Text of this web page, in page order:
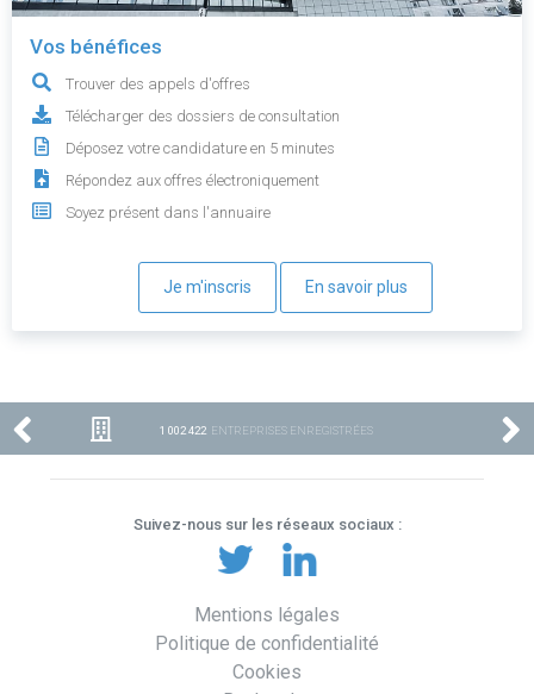
Vos bénéfices
Trouver des appels d'offres
Télécharger des dossiers de consultation
Déposez votre candidature en 5 minutes
Répondez aux offres électroniquement
Soyez présent dans l'annuaire
Je m'inscris En savoir plus
1 002 422 ENTREPRISES ENREGISTRÉES
Suivez-nous sur les réseaux sociaux :
Mentions légales
Politique de confidentialité
Cookies